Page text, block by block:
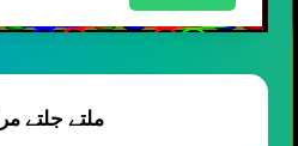
ملتے جلتے